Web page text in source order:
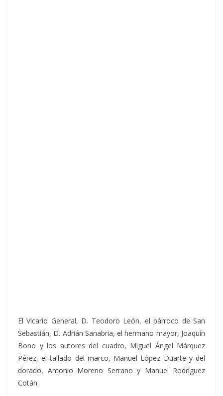
El Vicario General, D. Teodoro León, el párroco de San
Sebastián, D. Adrián Sanabria, el hermano mayor, Joaquín
Bono y los autores del cuadro, Miguel Ángel Márquez
Pérez, el tallado del marco, Manuel López Duarte y del
dorado, Antonio Moreno Serrano y Manuel Rodríguez
Cotán.